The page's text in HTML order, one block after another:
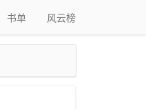
书单 风云榜